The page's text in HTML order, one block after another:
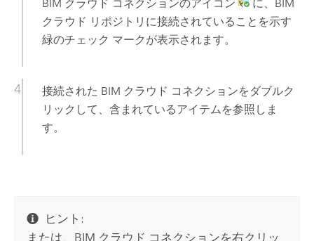
BIM クラウド コネクションのアイコン
に、BIM
クラウド リポジトリに接続されていることを示す
緑のチェック マークが表示されます。
接続された BIM クラウド コネクションをダブルク
リックして、含まれているアイテムを参照しま
す。
ヒント:
または、BIM クラウド コネクションを右クリッ